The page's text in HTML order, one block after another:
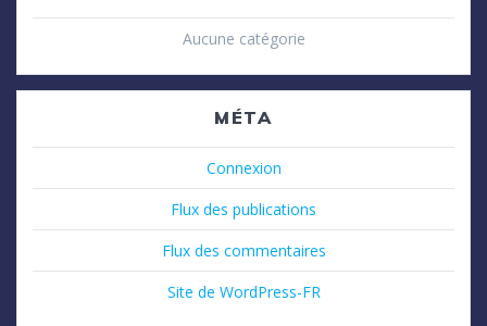
Aucune catégorie
MÉTA
Connexion
Flux des publications
Flux des commentaires
Site de WordPress-FR